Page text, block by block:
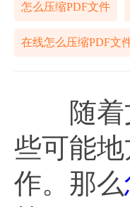
怎么压缩PDF文件
在线怎么压缩PDF文
随着文
些可能
作。那么